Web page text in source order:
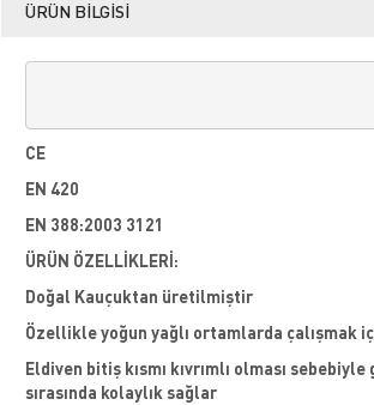
ÜRÜN BILGISI
CE
EN 420
EN 388:2003 3121
ÜRÜN ÖZELLİKLERİ:
Doğal Kauçuktan üretilmiştir
Özellikle yoğun yağlı ortamlarda çalışmak
Eldiven bitiş kısmı kıvrımlı olması
sırasında kolaylık sağlar